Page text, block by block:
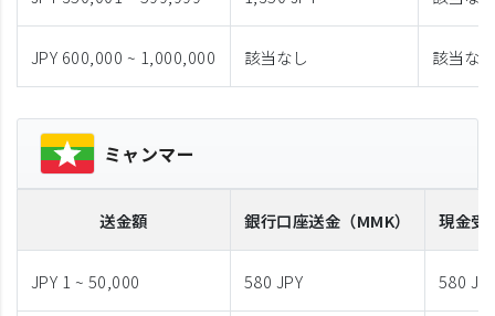
JPY 600,000 ~ 1,000,000 該当なし 該当なし
ミャンマー
送金額 銀行口座送金 （MMK） 現金受
JPY 1 ~ 50,000 580 JPY 580